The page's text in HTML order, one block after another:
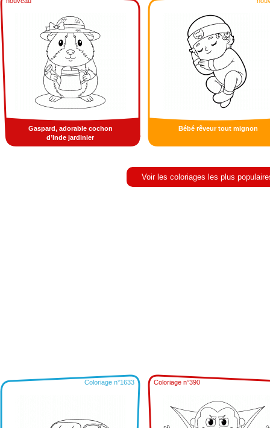
Gaspard, adorable cochon
d’Inde jardinier
Bébé rêveur tout mignon
Voir les coloriages les plus
Coloriage n°1633 Coloriage n°390